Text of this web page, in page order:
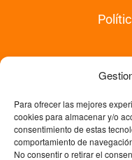
Para ofrecer las mejores
cookies para almacenar y/o
consentimiento de estas
comportamiento de
No consentir o retirar el